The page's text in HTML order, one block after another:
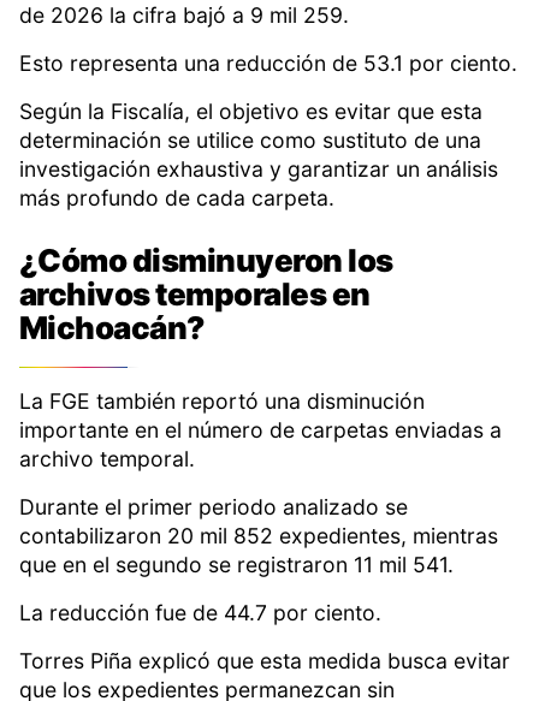
de 2026 la cifra bajó a 9 mil 259.
Esto representa una reducción de 53.1 por ciento.
Según la Fiscalía, el objetivo es evitar que esta
determinación se utilice como sustituto de una
investigación exhaustiva y garantizar un análisis
más profundo de cada carpeta.
¿Cómo disminuyeron los
archivos temporales en
Michoacán?
La FGE también reportó una disminución
importante en el número de carpetas enviadas a
archivo temporal.
Durante el primer periodo analizado se
contabilizaron 20 mil 852 expedientes, mientras
que en el segundo se registraron 11 mil 541.
La reducción fue de 44.7 por ciento.
Torres Piña explicó que esta medida busca evitar
que los expedientes permanezcan sin